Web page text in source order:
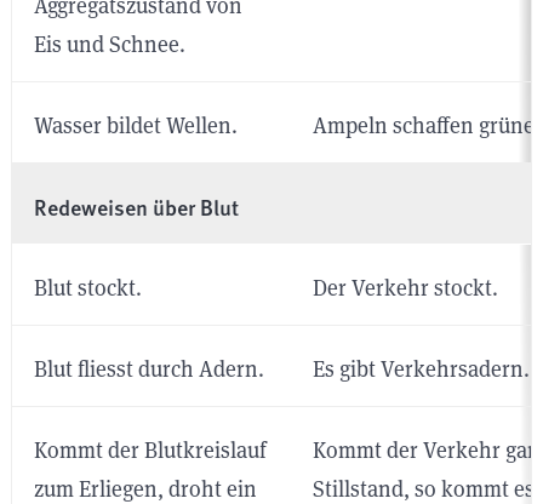
Eis und Schnee.
Wasser bildet Wellen. Ampeln schaffen grüne
Redeweisen über Blut
Blut stockt. Der Verkehr stockt.
Blut fliesst durch Adern. Es gibt Verkehrsadern.
Kommt der Blutkreislauf
zum Erliegen, droht ein
Kommt der Verkehr
Stillstand, so kommt es